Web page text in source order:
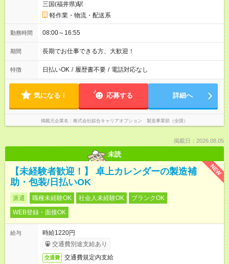
三国(福井県)駅
軽作業・物流・配送系
勤務時間 08:00～16:55
期間 長期でお仕事できる方、大歓迎！
特徴 日払いOK / 履歴書不要 / 電話対応なし
気になる！ 応募する 詳細へ
掲載元企業名 株式会社綜合キャリアオプション 製造事業部（全国）
掲載日：2026.08.05
未読
NEW
【未経験者歓迎！】 卓上カレンダーの製造補
助・包装/日払いOK
派遣 職種未経験OK 社会人未経験OK
ブランクOK
WEB登録・面接OK
給与
時給1220円
交通費別途支給あり
交通費 交通費規定内支給